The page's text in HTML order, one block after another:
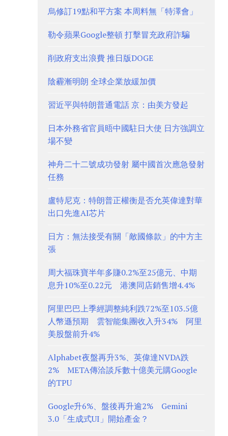
烏修訂19點和平方案 本周料無「特澤會」
勒令蘋果Google整頓 打擊冒充政府詐騙
削政府支出浪費 推日版DOGE
陰霾漸明朗 全球企業放緩加價
習近平與特朗普通電話 京：由美方發起
日本外務省官員晤中國駐日大使 日方強調立
場不變
神舟二十二號成功發射 屬中國首次應急發射
任務
盧特尼克：特朗普正權衡是否允英偉達對華
出口先進AI芯片
日方：無法接受有關「敵國條款」的中方主
張
周大福珠寶半年多賺0.2%至25億元、中期
息升10%至0.22元 港澳同店銷售增4.4%
阿里巴巴上季經調整純利跌72%至103.5億
人幣遜預期 雲智能集團收入升34% 阿里
美股盤前升4%
Alphabet夜盤再升3%、英偉達NVDA跌
2% META傳洽談斥數十億美元購Google
的TPU
Google升6%、盤後再升逾2% Gemini
3.0「生成式UI」開始產金？